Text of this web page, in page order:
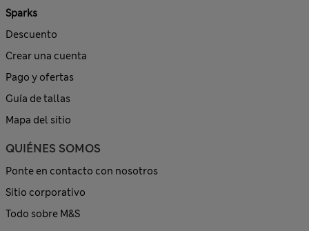
Sparks
Descuento
Crear una cuenta
Pago y ofertas
Guía de tallas
Mapa del sitio
QUIÉNES SOMOS
Ponte en contacto con nosotros
Sitio corporativo
Todo sobre M&S